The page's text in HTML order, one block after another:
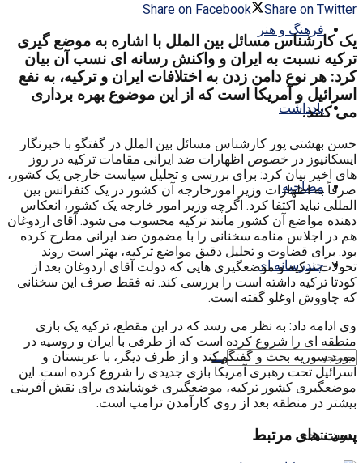
فرهنگ و هنر
یادداشت
مصاحبه
چندرسانه ای
بدون نتیجه
Share on Facebook Share on Twitter
یک کارشناس مسائل بین الملل با اشاره به موضع گیری
ترکیه نسبت به ایران و واکنش رسانه ای نسب آن بیان
کرد: هر نوع دامن زدن به اختلافات ایران و ترکیه، به نفع
اسرائیل و آمریکا است که از این موضوع بهره برداری
می کنند.
حسن بهشتی پور کارشناس مسائل بین الملل در گفتگو با خبرنگار
ایسکانیوز در خصوص اظهارات ضد ایرانی مقامات ترکیه در روز
های اخیر بیان کرد: برای بررسی و تحلیل سیاست خارجی یک کشور،
صرفاً به اظهارات وزیر امورخارجه آن کشور در یک کنفرانس بین
المللی نباید اکتفا کرد. اگرچه وزیر امور خارجه یک کشور، انعکاس
دهنده مواضع آن کشور مانند ترکیه محسوب می شود. آقای اردوغان
هم در اجلاس منامه سخنانی را با مضمون ضد ایرانی مطرح کرده
بود. برای قضاوت و تحلیل دقیق مواضع ترکیه، بهتر است روند
تحولات ترکیه و موضعگیری هایی که دولت آقای اردوغان بعد از
کودتا ترکیه داشته است را بررسی کند. نه فقط صرف این سخنانی
که چاووش اوغلو گفته است.
وی ادامه داد: به نظر می رسد که در این مقطع، ترکیه یک بازی
منطقه ای را شروع کرده است که از طرفی با ایران و روسیه در
مورد سوریه بحث و گفتگو کند و از طرف دیگر، با عربستان و
اسرائیل تحت رهبری آمریکا بازی جدیدی را شروع کرده است. این
موضعگیری کشور ترکیه، موضعگیری خوشایندی برای نقش آفرینی
بیشتر در منطقه بعد از روی کارآمدن ترامپ است.
پست های مرتبط